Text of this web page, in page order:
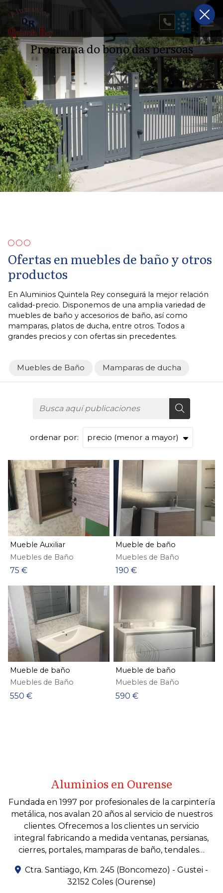
Programa do bono das persoas
traballadoras autónomas
Ofertas en muebles de baño y otros
productos
En Aluminios Quintela Rey conseguirá la mejor relación
calidad-precio. Disponemos de una amplia variedad de
muebles de baño y accesorios de baño, así como
mamparas, platos de ducha, entre otros. Todos a
grandes precios y con ofertas sin precedentes.
Muebles de Baño Mamparas de ducha
ordenar por:
Mueble Auxiliar
Muebles de Baño
75 €
Mueble de baño
Muebles de Baño
190 €
Mueble de baño
Muebles de Baño
550 €
Mueble de baño
Muebles de Baño
590 €
Aluminios en Ourense
Fundada en 1997 por profesionales de la carpintería
metálica, nos avalan 20 años al servicio de nuestros
clientes. Ofrecemos a los clientes un servicio
integral fabricando a medida ventanas, persianas,
cierres, portales, mamparas de baño, tendales…
Ctra. Santiago, Km. 245 (Boncomezo) - Gustei -
32152 Coles (Ourense)